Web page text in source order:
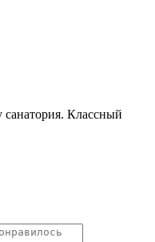
санатория. Классный